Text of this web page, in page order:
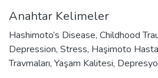
Anahtar Kelimeler
Hashimoto’s Disease, Childhood
Depression, Stress, Haşimoto
Travmaları, Yaşam Kalitesi,